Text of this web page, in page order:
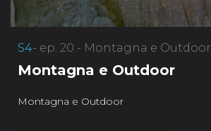
S4- ep. 20 - Montagna e Outdoor
Montagna e Outdoor
Montagna e Outdoor